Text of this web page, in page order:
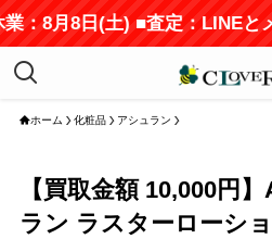
：8月8日(土) ■査定：LINEと
ホーム 化粧品 アシュラン
【買取金額 10,000円
ラン ラスターローシ